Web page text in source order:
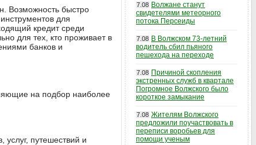
Возможность быстро
для
кредит среди
для тех, кто проживает в
банков и
на подбор наиболее
путешествий и
7.08 Волжане станут
свидетелями метеорного
потока Персеиды
7.08 В Волжском 73-летний
водитель сбил пьяного
пешехода на переходе
7.08 Причиной скопления
экстренных служб в квартале
Погромное Волжского было
короткое замыкание
7.08 Жителям Волжского
предложили поучаствовать в
переписи воробьев для
помощи ученым